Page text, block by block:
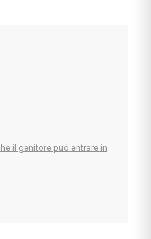
il genitore può entrare in